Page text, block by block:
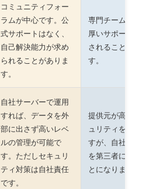
コミュニティフォー
ラムが中心です。公
式サポートはなく、
自己解決能力が求め
られることがありま
す。
専門チームによ
厚いサポートが
されることが多
す。
自社サーバーで運用
すれば、データを外
部に出さず高いレベ
ルの管理が可能で
す。ただしセキュリ
ティ対策は自社責任
です。
提供元が高度な
ュリティを担保
すが、自社のデ
を第三者に預け
とになります。